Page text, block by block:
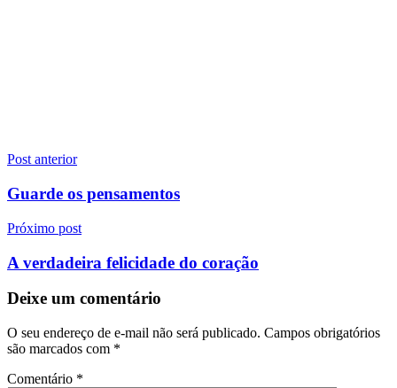
Navegação
de
Post anterior
Guarde os pensamentos
Próximo post
A verdadeira felicidade do coração
Deixe um comentário
O seu endereço de e-mail não será publicado. Campos obrigatórios
são marcados com *
Comentário *